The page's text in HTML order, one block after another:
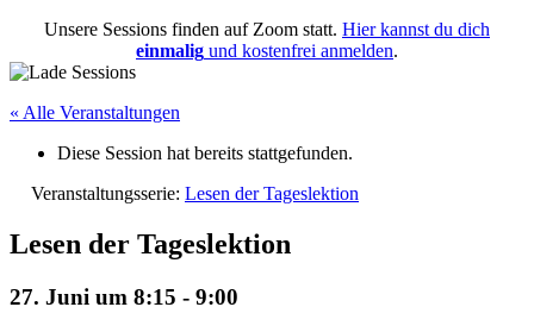
Unsere Sessions finden auf Zoom statt. Hier kannst du dich
einmalig und kostenfrei anmelden.
« Alle Veranstaltungen
Diese Session hat bereits stattgefunden.
Veranstaltungsserie: Lesen der Tageslektion
Lesen der Tageslektion
27. Juni um 8:15 - 9:00